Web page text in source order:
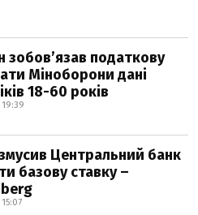
зобовʼязав податкову
Міноборони дані
18-60 років
Центральний банк
базову ставку –